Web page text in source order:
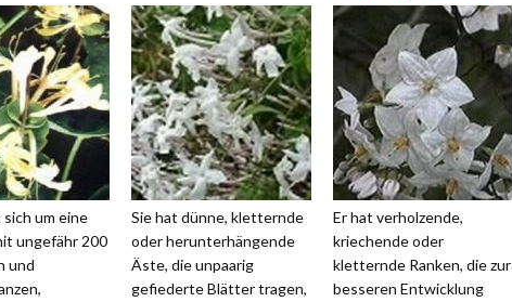
um eine
ungefähr 200
und
Sie hat dünne, kletternde
oder herunterhängende
Äste, die unpaarig
gefiederte Blätter tragen,
Er hat verholzende,
kriechende oder
kletternde Ranken, die zur
besseren Entwicklung